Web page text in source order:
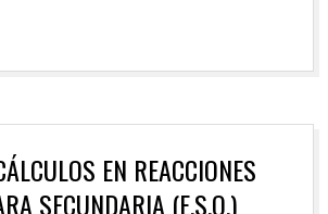
EN REACCIONES
SECUNDARIA (E.S.O.)